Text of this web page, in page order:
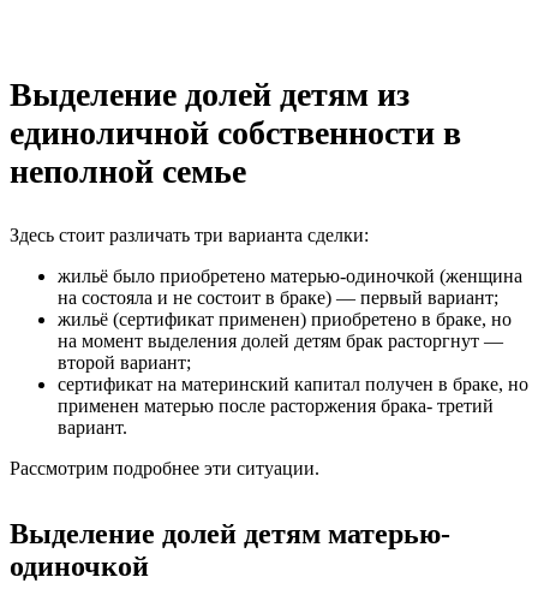
Выделение долей детям из
единоличной собственности в
неполной семье
Здесь стоит различать три варианта сделки:
жильё было приобретено матерью-одиночкой (женщина
на состояла и не состоит в браке) — первый вариант;
жильё (сертификат применен) приобретено в браке, но
на момент выделения долей детям брак расторгнут —
второй вариант;
сертификат на материнский капитал получен в браке, но
применен матерью после расторжения брака- третий
вариант.
Рассмотрим подробнее эти ситуации.
Выделение долей детям матерью-
одиночкой